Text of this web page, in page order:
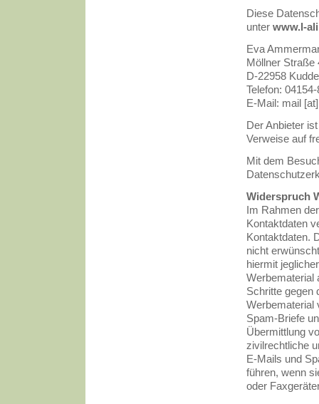
Diese
unter www.l-
Eva
Möllner Straße
D-22958
Telefon:
E-Mail: mail
Der Anbieter
Verweise auf
Mit dem
Widerspruch
Im Rahmen
Kontaktdaten
Kontaktdaten.
nicht
hiermit
Werbematerial
Schritte gegen
Werbematerial
Spam-Briefe
Übermittlung
zivilrechtliche
E-Mails und
führen, wenn
oder